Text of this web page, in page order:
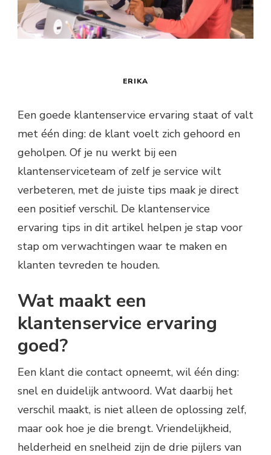
ERIKA
Een goede klantenservice ervaring staat of valt
met één ding: de klant voelt zich gehoord en
geholpen. Of je nu werkt bij een
klantenserviceteam of zelf je service wilt
verbeteren, met de juiste tips maak je direct
een positief verschil. De klantenservice
ervaring tips in dit artikel helpen je stap voor
stap om verwachtingen waar te maken en
klanten tevreden te houden.
Wat maakt een
klantenservice ervaring
goed?
Een klant die contact opneemt, wil één ding:
snel en duidelijk antwoord. Wat daarbij het
verschil maakt, is niet alleen de oplossing zelf,
maar ook hoe je die brengt. Vriendelijkheid,
helderheid en snelheid zijn de drie pijlers van